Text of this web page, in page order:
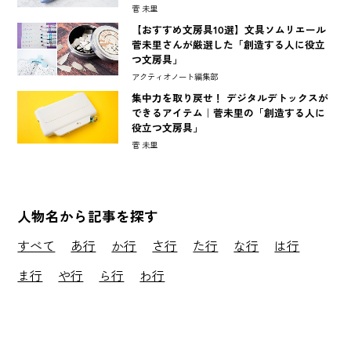
菅 未里
【おすすめ文房具10選】文具ソムリエール
菅未里さんが厳選した「創造する人に役立
つ文房具」
アクティオノート編集部
集中力を取り戻せ！ デジタルデトックスが
できるアイテム｜菅未里の「創造する人に
役立つ文房具」
菅 未里
人物名から記事を探す
すべて あ行 か行 さ行 た行 な行
は行
ま行
や行 ら行 わ行